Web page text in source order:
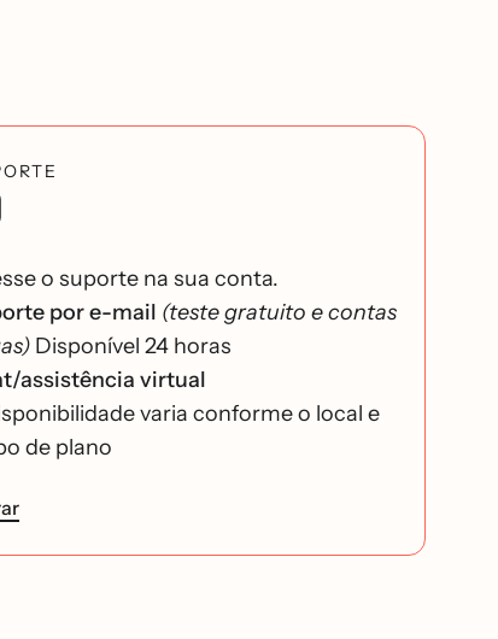
o suporte na sua conta.
por e-mail (teste gratuito e contas
Disponível 24 horas
assistência virtual
varia conforme o local e
de plano